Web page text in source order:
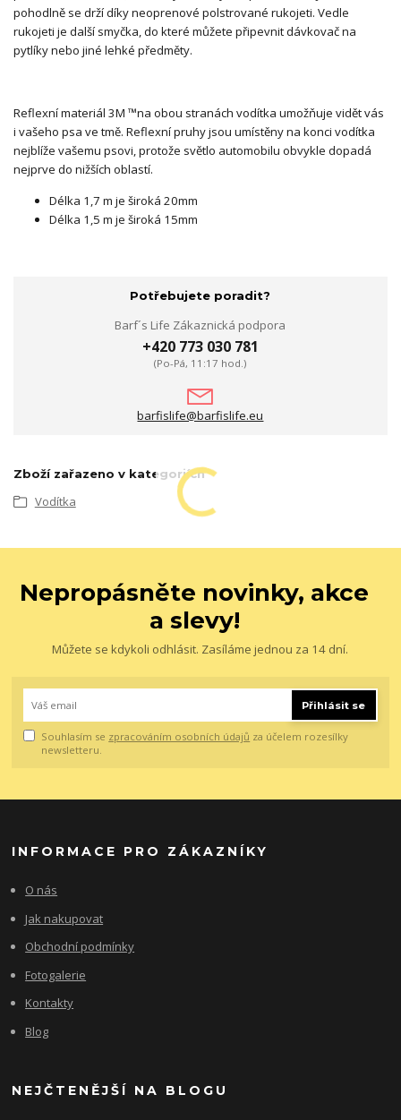
pohodlně se drží díky neoprenové polstrované rukojeti. Vedle
rukojeti je další smyčka, do které můžete připevnit dávkovač na
pytlíky nebo jiné lehké předměty.
Reflexní materiál 3M ™na obou stranách vodítka umožňuje vidět vás
i vašeho psa ve tmě. Reflexní pruhy jsou umístěny na konci vodítka
nejblíže vašemu psovi, protože světlo automobilu obvykle dopadá
nejprve do nižších oblastí.
Délka 1,7 m je široká 20mm
Délka 1,5 m je široká 15mm
Potřebujete poradit?
Barf´s Life Zákaznická podpora
+420 773 030 781
(Po-Pá, 11:17 hod.)
barfislife@barfislife.eu
Zboží zařazeno v kategoriích
Vodítka
Nepropásněte novinky, akce
a slevy!
Můžete se kdykoli odhlásit. Zasíláme jednou za 14 dní.
Přihlásit se
Souhlasím se zpracováním osobních údajů za účelem rozesílky
newsletteru.
INFORMACE PRO ZÁKAZNÍKY
O nás
Jak nakupovat
Obchodní podmínky
Fotogalerie
Kontakty
Blog
NEJČTENĚJŠÍ NA BLOGU